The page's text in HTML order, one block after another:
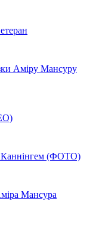
Аміру Мансуру
Каннінгем (ФОТО)
Мансура